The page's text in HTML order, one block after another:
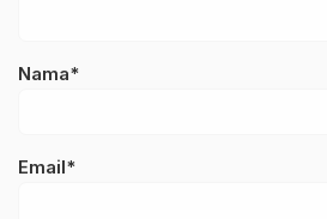
Nama*
Email*